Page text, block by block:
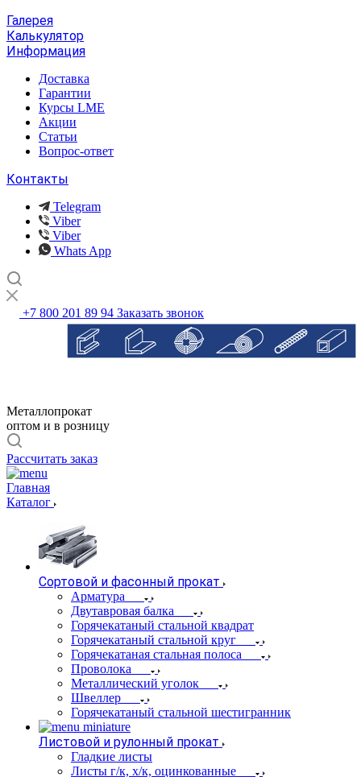
Галерея
Калькулятор
Информация
Доставка
Гарантии
Курсы LME
Акции
Статьи
Вопрос-ответ
Контакты
Telegram
Viber
Viber
Whats App
+7 800 201 89 94 Заказать звонок
Металлопрокат
оптом и в розницу
Рассчитать заказ
Главная
Каталог
Сортовой и фасонный прокат
Арматура
Двутавровая балка
Горячекатаный стальной квадрат
Горячекатаный стальной круг
Горячекатаная стальная полоса
Проволока
Металлический уголок
Швеллер
Горячекатаный стальной шестигранник
Листовой и рулонный прокат
Гладкие листы
Листы г/к, х/к, оцинкованные